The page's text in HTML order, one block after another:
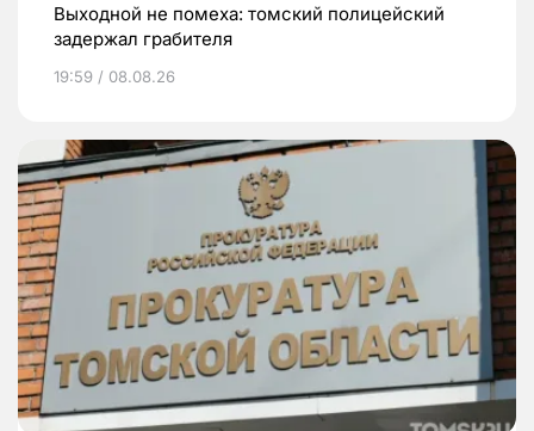
Выходной не помеха: томский полицейский
задержал грабителя
19:59 / 08.08.26